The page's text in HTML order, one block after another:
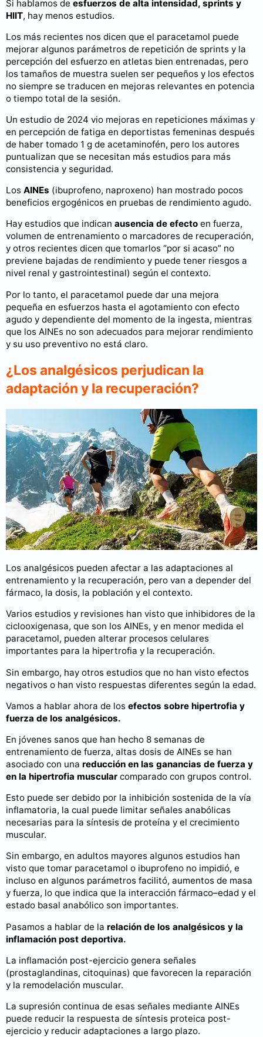
Si hablamos de esfuerzos de alta intensidad, sprints y
HIIT, hay menos estudios.
Los más recientes nos dicen que el paracetamol puede
mejorar algunos parámetros de repetición de sprints y la
percepción del esfuerzo en atletas bien entrenadas, pero
los tamaños de muestra suelen ser pequeños y los efectos
no siempre se traducen en mejoras relevantes en potencia
o tiempo total de la sesión.
Un estudio de 2024 vio mejoras en repeticiones máximas y
en percepción de fatiga en deportistas femeninas después
de haber tomado 1 g de acetaminofén, pero los autores
puntualizan que se necesitan más estudios para más
consistencia y seguridad.
Los AINEs (ibuprofeno, naproxeno) han mostrado pocos
beneficios ergogénicos en pruebas de rendimiento agudo.
Hay estudios que indican ausencia de efecto en fuerza,
volumen de entrenamiento o marcadores de recuperación,
y otros recientes dicen que tomarlos “por si acaso” no
previene bajadas de rendimiento y puede tener riesgos a
nivel renal y gastrointestinal) según el contexto.
Por lo tanto, el paracetamol puede dar una mejora
pequeña en esfuerzos hasta el agotamiento con efecto
agudo y dependiente del momento de la ingesta, mientras
que los AINEs no son adecuados para mejorar rendimiento
y su uso preventivo no está claro.
¿Los analgésicos perjudican la
adaptación y la recuperación?
Los analgésicos pueden afectar a las adaptaciones al
entrenamiento y la recuperación, pero van a depender del
fármaco, la dosis, la población y el contexto.
Varios estudios y revisiones han visto que inhibidores de la
ciclooxigenasa, que son los AINEs, y en menor medida el
paracetamol, pueden alterar procesos celulares
importantes para la hipertrofia y la recuperación.
Sin embargo, hay otros estudios que no han visto efectos
negativos o han visto respuestas diferentes según la edad.
Vamos a hablar ahora de los efectos sobre hipertrofia y
fuerza de los analgésicos.
En jóvenes sanos que han hecho 8 semanas de
entrenamiento de fuerza, altas dosis de AINEs se han
asociado con una reducción en las ganancias de fuerza y
en la hipertrofia muscular comparado con grupos control.
Esto puede ser debido por la inhibición sostenida de la vía
inflamatoria, la cual puede limitar señales anabólicas
necesarias para la síntesis de proteína y el crecimiento
muscular.
Sin embargo, en adultos mayores algunos estudios han
visto que tomar paracetamol o ibuprofeno no impidió, e
incluso en algunos parámetros facilitó, aumentos de masa
y fuerza, lo que indica que la interacción fármaco–edad y el
estado basal anabólico son importantes.
Pasamos a hablar de la relación de los analgésicos y la
inflamación post deportiva.
La inflamación post-ejercicio genera señales
(prostaglandinas, citoquinas) que favorecen la reparación
y la remodelación muscular.
La supresión continua de esas señales mediante AINEs
puede reducir la respuesta de síntesis proteica post-
ejercicio y reducir adaptaciones a largo plazo.